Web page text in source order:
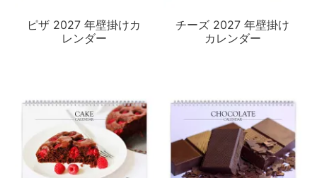
ピザ 2027 年壁掛けカ
レンダー
チーズ 2027 年壁掛け
カレンダー